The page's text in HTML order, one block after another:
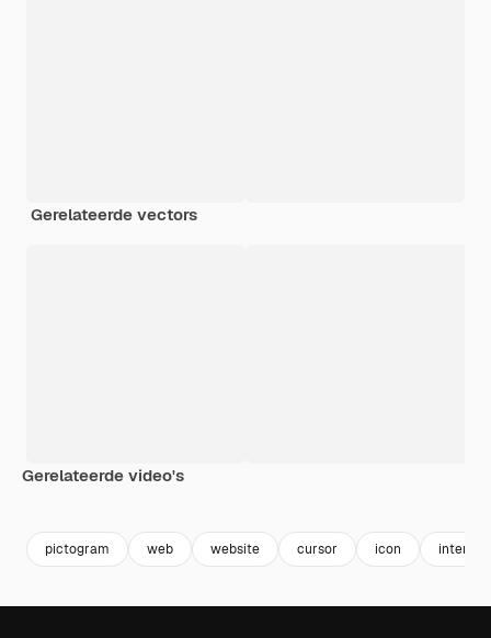
Gerelateerde vectors
Gerelateerde video's
pictogram web website cursor icon internet